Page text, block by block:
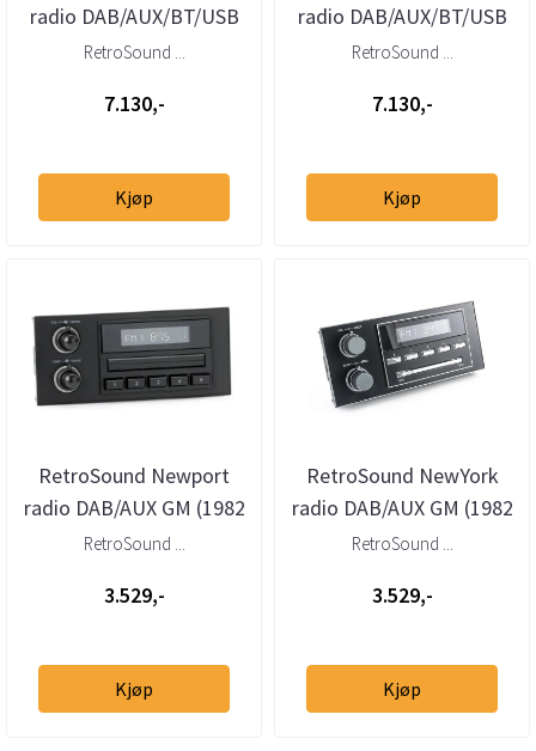
radio DAB/AUX/BT/USB
GM (1982 - 1991)
RetroSound ...
7.130,-
Kjøp
radio DAB/AUX/BT/USB
GM (1982 - 1991)
RetroSound ...
7.130,-
Kjøp
RetroSound Newport
radio DAB/AUX GM (1982
- 1991)
RetroSound ...
3.529,-
Kjøp
RetroSound NewYork
radio DAB/AUX GM (1982
- 1991)
RetroSound ...
3.529,-
Kjøp